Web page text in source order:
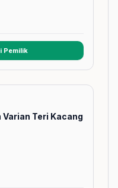
Pemilik
(membuka tab baru)
Teri Kacang